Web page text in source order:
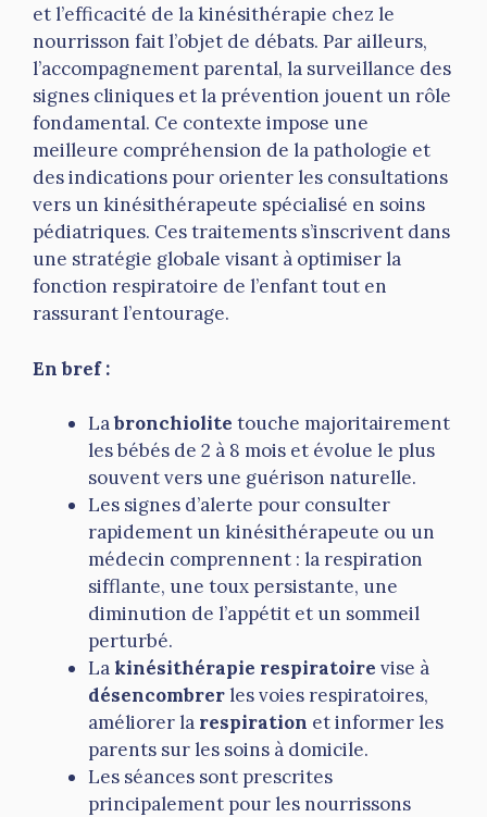
et l’efficacité de la kinésithérapie chez le
nourrisson fait l’objet de débats. Par ailleurs,
l’accompagnement parental, la surveillance des
signes cliniques et la prévention jouent un rôle
fondamental. Ce contexte impose une
meilleure compréhension de la pathologie et
des indications pour orienter les consultations
vers un kinésithérapeute spécialisé en soins
pédiatriques. Ces traitements s’inscrivent dans
une stratégie globale visant à optimiser la
fonction respiratoire de l’enfant tout en
rassurant l’entourage.
En bref :
Labronchiolite touche majoritairement
les bébés de 2 à 8 mois et évolue le plus
souvent vers une guérison naturelle.
Les signes d’alerte pour consulter
rapidement un kinésithérapeute ou un
médecin comprennent : la respiration
sifflante, une toux persistante, une
diminution de l’appétit et un sommeil
perturbé.
La kinésithérapie respiratoire vise à
désencombrerles voies respiratoires,
améliorer la respiration et informer les
parents sur les soins à domicile.
Les séances sont prescrites
principalement pour les nourrissons